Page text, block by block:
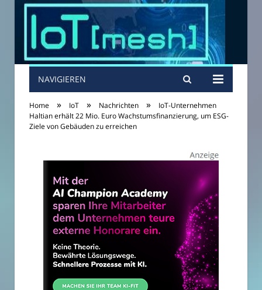
NAVIGIEREN
Home » IoT » Nachrichten »
IoT-Unternehmen
Haltian erhält 22 Mio. Euro Wachstumsfinanzierung, um ESG-
Ziele von Gebäuden zu erreichen